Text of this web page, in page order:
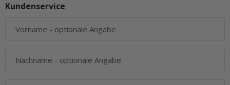
Kundenservice
Vorname - optionale Angabe
Nachname - optionale Angabe